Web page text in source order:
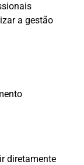
a gestão
diretamente